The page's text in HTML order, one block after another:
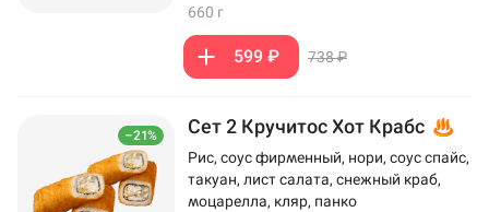
660 г
599 ₽ 738 ₽
–21% Сет 2 Кручитос Хот Крабс
Рис, соус фирменный, нори, соус спайс,
такуан, лист салата, снежный краб,
моцарелла, кляр, панко